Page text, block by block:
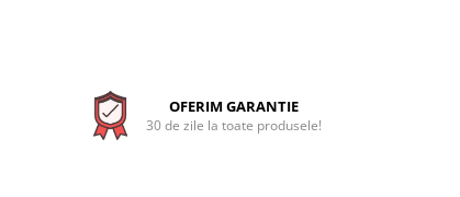
OFERIM GARANTIE
30 de zile la toate produsele!